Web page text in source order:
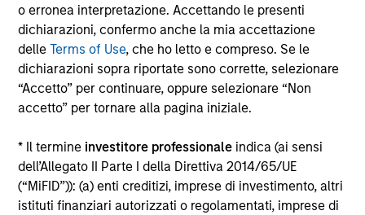
o erronea interpretazione. Accettando le presenti
dichiarazioni, confermo anche la mia accettazione
delleTerms of Use, che ho letto e compreso. Se le
dichiarazioni sopra riportate sono corrette, selezionare
“Accetto” per continuare, oppure selezionare “Non
accetto” per tornare alla pagina iniziale.
* Il termine investitore professionale indica (ai sensi
dell’Allegato II Parte I della Direttiva 2014/65/UE
(“MiFID”)): (a) enti creditizi, imprese di investimento, altri
istituti finanziari autorizzati o regolamentati, imprese di
Il ricorso alla leva aumenta i rischi: una variazione
relativamente contenuta nel valore di un investimento può
determinare una variazione molto più elevata, sia in senso
positivo che negativo, nel valore di quell’investimento e, di
conseguenza, nel valore del Comparto.
Alcuni documenti disponibili in questo sito possono
riguardare più comparti della gamma Morgan Stanley
sono disponibili in tutte le giurisdizioni e che i comparti non
sono disponibili per le persone residenti nelle giurisdizioni
in cui tale distribuzione o disponibilità sia contraria alle
leggi o ai regolamenti locali.